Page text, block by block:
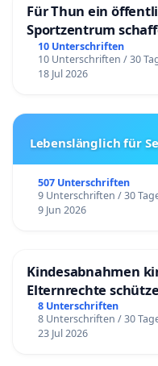
Für Thun ein
Sportzentrum
10 Unterschriften
10 Unterschriften / 30
18 Jul 2026
Lebenslänglich für
507 Unterschriften
9 Unterschriften / 30
9 Jun 2026
Kindesabnahmen
Elternrechte
8 Unterschriften
8 Unterschriften / 30
23 Jul 2026